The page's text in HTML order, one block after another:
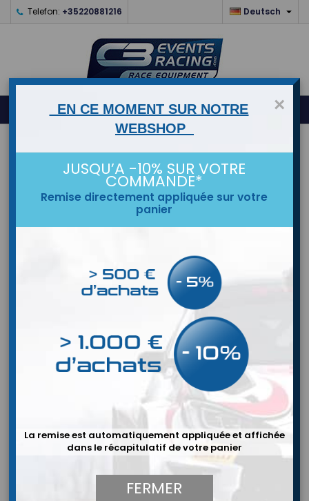
Telefon: +35220881216 Deutsch 
  0×
EN CE MOMENT SUR NOTRE
WEBSHOP
JUSQU’A -10% SUR VOTRE
COMMANDE*
Remise directement appliquée sur votre
panier
La remise est automatiquement appliquée et affichée
dans le récapitulatif de votre panier
FERMER